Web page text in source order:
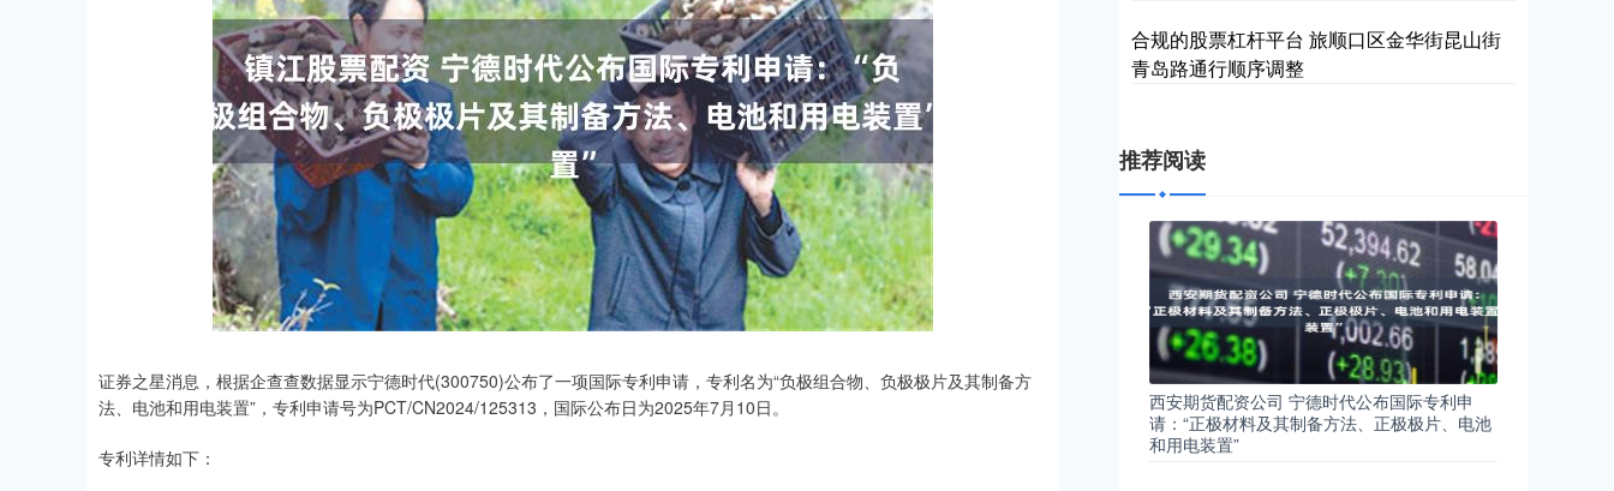
证券之星消息，根据企查查数据显示宁德时代(300750)公布了一项国际专利申请，专利名为“负极组合物、负极极片及其制备方
法、电池和用电装置”，专利申请号为PCT/CN2024/125313，国际公布日为2025年7月10日。
专利详情如下：
合规的股票杠杆平台 旅顺口区金华街昆山街
青岛路通行顺序调整
推荐阅读
西安期货配资公司 宁德时代公布国际专利申
请：“正极材料及其制备方法、正极极片、电池
和用电装置”